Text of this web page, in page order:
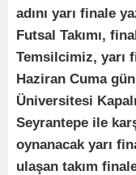
adını yarı finale
Futsal Takımı,
Temsilcimiz, yarı
Haziran Cuma
Üniversitesi
Seyrantepe ile
oynanacak yarı
ulaşan takım